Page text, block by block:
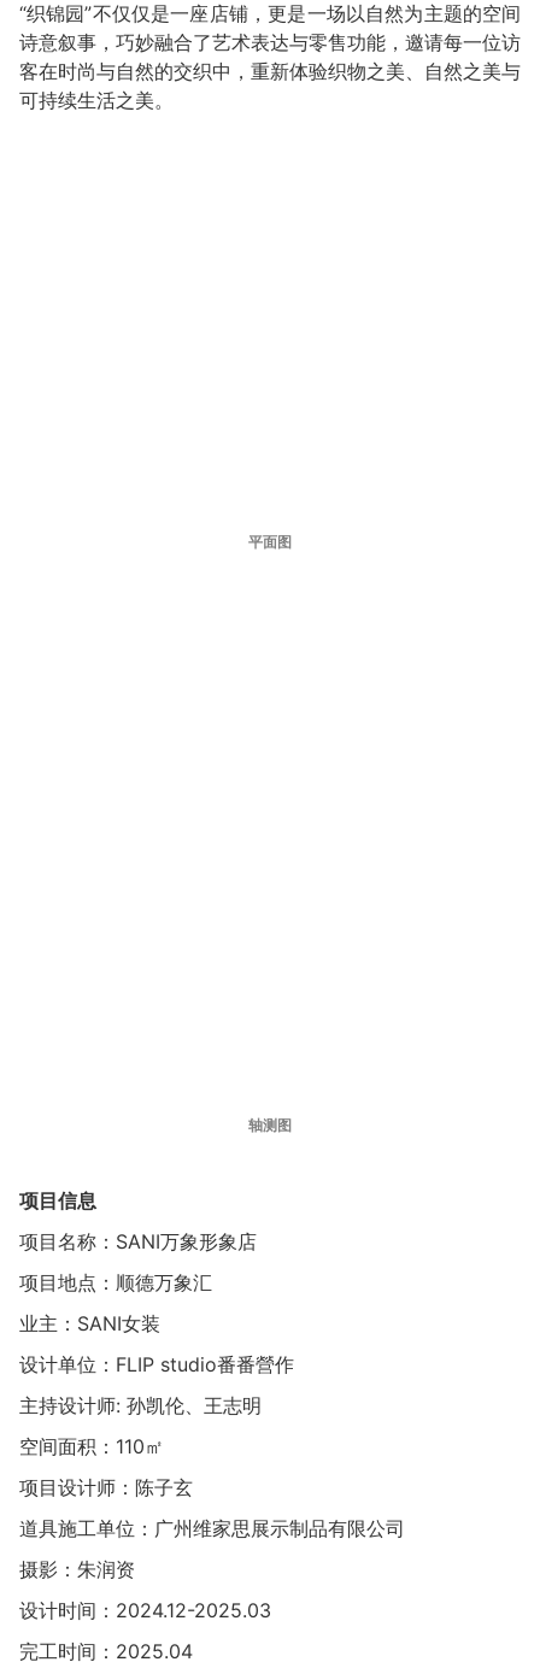
“织锦园”不仅仅是一座店铺，更是一场以自然为主题的空间
诗意叙事，巧妙融合了艺术表达与零售功能，邀请每一位访
客在时尚与自然的交织中，重新体验织物之美、自然之美与
可持续生活之美。
平面图
轴测图
项目信息
项目名称：SANI万象形象店
项目地点：顺德万象汇
业主：SANI女装
设计单位：FLIP studio番番營作
主持设计师: 孙凯伦、王志明
空间面积：110㎡
项目设计师：陈子玄
道具施工单位：广州维家思展示制品有限公司
摄影：朱润资
设计时间：2024.12-2025.03
完工时间：2025.04